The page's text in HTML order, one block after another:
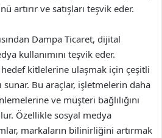
artırır ve satışları teşvik eder.
Dampa Ticaret, dijital
kullanımını teşvik eder.
hedef kitlelerine ulaşmak için çeşitli
sunar. Bu araçlar, işletmelerin daha
ve müşteri bağlılığını
Özellikle sosyal medya
markaların bilinirliğini artırmak